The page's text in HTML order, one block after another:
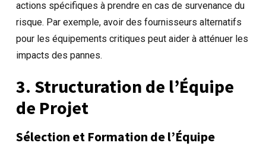
actions spécifiques à prendre en cas de survenance du
risque. Par exemple, avoir des fournisseurs alternatifs
pour les équipements critiques peut aider à atténuer les
impacts des pannes.
3. Structuration de l’Équipe
de Projet
Sélection et Formation de l’Équipe